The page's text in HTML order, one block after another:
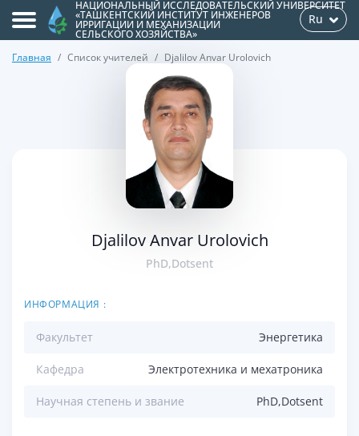
НАЦИОНАЛЬНЫЙ ИССЛЕДОВАТЕЛЬСКИЙ УНИВЕРСИТЕТ
«ТАШКЕНТСКИЙ ИНСТИТУТ ИНЖЕНЕРОВ
ИРРИГАЦИИ И МЕХАНИЗАЦИИ
СЕЛЬСКОГО ХОЗЯЙСТВА»
Ru
Главная Список учителей Djalilov Anvar Urolovich
Djalilov Anvar Urolovich
PhD,Dotsent
ИНФОРМАЦИЯ :
Факультет Энергетикa
Кафедра Электротехника и мехатроника
Научная степень и звание PhD,Dotsent